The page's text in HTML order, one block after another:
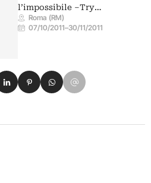
l’impossibile –Try…
Roma (RM)
07/10/2011–30/11/2011
Facebook
su Xsu LinkedIn
Condividi su Pinterest
Condividi su WhatsApp
Condividi su Email